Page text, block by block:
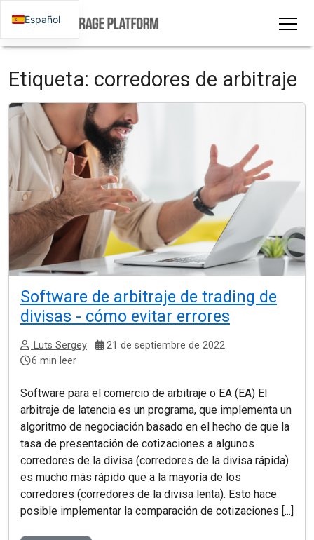
Etiqueta: corredores de arbitraje
Software de arbitraje de trading de
divisas - cómo evitar errores
Luts Sergey
21 de septiembre de 2022
6 min leer
Software para el comercio de arbitraje o EA (EA) El
arbitraje de latencia es un programa, que implementa un
algoritmo de negociación basado en el hecho de que la
tasa de presentación de cotizaciones a algunos
corredores de la divisa (corredores de la divisa rápida)
es mucho más rápido que a la mayoría de los
corredores (corredores de la divisa lenta). Esto hace
posible implementar la comparación de cotizaciones [...]
Español